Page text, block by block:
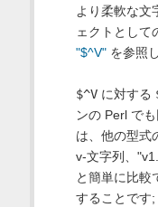
より柔軟な文
ェクトとして
"$^V"を参照
$^Vに対する
ンの Perl で
は、他の型式
v-文字列、
と簡単に比較
することです